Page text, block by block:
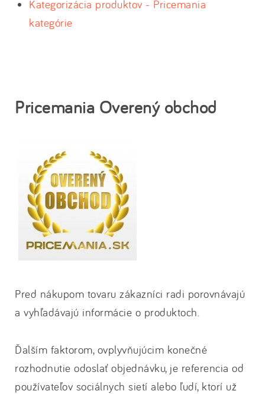
Kategorizácia produktov - Pricemania
kategórie
Pricemania Overený obchod
Pred nákupom tovaru zákazníci radi porovnávajú
a vyhľadávajú informácie o produktoch.
Ďalším faktorom, ovplyvňujúcim konečné
rozhodnutie odoslať objednávku, je referencia od
používateľov sociálnych sietí alebo ľudí, ktorí už